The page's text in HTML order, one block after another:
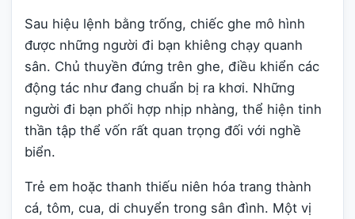
Sau hiệu lệnh bằng trống, chiếc ghe mô hình
được những người đi bạn khiêng chạy quanh
sân. Chủ thuyền đứng trên ghe, điều khiển các
động tác như đang chuẩn bị ra khơi. Những
người đi bạn phối hợp nhịp nhàng, thể hiện tinh
thần tập thể vốn rất quan trọng đối với nghề
biển.
Trẻ em hoặc thanh thiếu niên hóa trang thành
cá, tôm, cua, di chuyển trong sân đình. Một vị